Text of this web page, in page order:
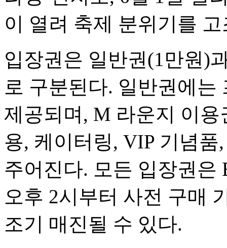
이 열려 축제 분위기를
입장권은 일반권(1만원)
로 구분된다. 일반권에는
제공되며, M 라운지 이
용, 케이터링, VIP 기념
주어진다. 모든 입장권은
오후 2시부터 사전 구매
조기 매진될 수 있다.